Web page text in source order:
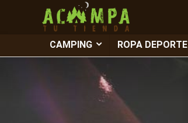
CAMPING ROPA DEPORTE